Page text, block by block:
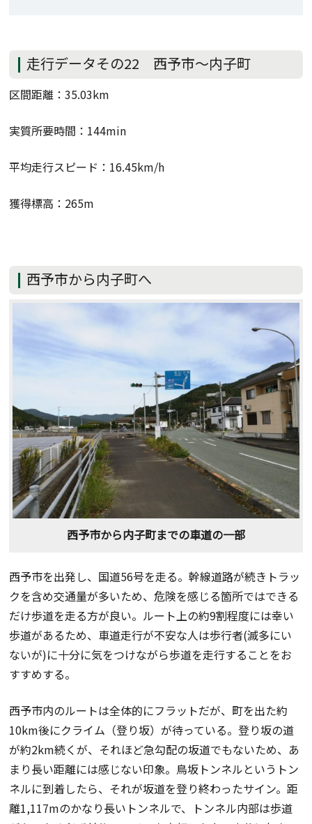
走行データその22 西予市～内子町
区間距離：35.03km
実質所要時間：144min
平均走行スピード：16.45km/h
獲得標高：265m
西予市から内子町へ
西予市から内子町までの車道の一部
西予市を出発し、国道56号を走る。幹線道路が続きトラッ
クを含め交通量が多いため、危険を感じる箇所ではできる
だけ歩道を走る方が良い。ルート上の約9割程度には幸い
歩道があるため、車道走行が不安な人は歩行者(滅多にい
ないが)に十分に気をつけながら歩道を走行することをお
すすめする。
西予市内のルートは全体的にフラットだが、町を出た約
10km後にクライム（登り坂）が待っている。登り坂の道
が約2km続くが、それほど急勾配の坂道でもないため、あ
まり長い距離には感じない印象。鳥坂トンネルというトン
ネルに到着したら、それが坂道を登り終わったサイン。距
離1,117mのかなり長いトンネルで、トンネル内部は歩道